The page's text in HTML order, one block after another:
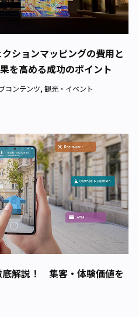
ションマッピングの費用と
を高める成功のポイント
コンテンツ, 観光・イベント
底解説！ 集客・体験価値を